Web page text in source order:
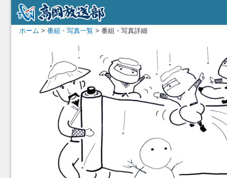
ホーム > 番組・写真一覧 > 番組・写真詳細